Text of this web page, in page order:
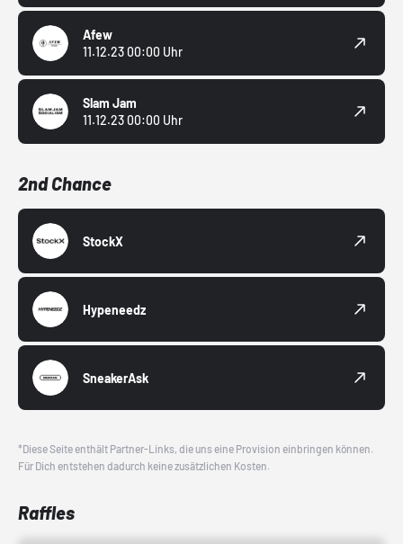
Afew
11.12.23 00:00 Uhr
Slam Jam
11.12.23 00:00 Uhr
2nd Chance
StockX
Hypeneedz
SneakerAsk
*Diese Seite enthält Partner-Links, die uns eine Provision einbringen können.
Für Dich entstehen dadurch keine zusätzlichen Kosten.
Raffles